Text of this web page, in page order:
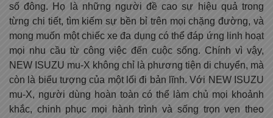
số đông. Họ là những người đề cao sự hiệu quả trong
từng chi tiết, tìm kiếm sự bền bỉ trên mọi chặng đường, và
mong muốn một chiếc xe đa dụng có thể đáp ứng linh hoạt
mọi nhu cầu từ công việc đến cuộc sống. Chính vì vậy,
NEW ISUZU mu-X không chỉ là phương tiện di chuyển, mà
còn là biểu tượng của một lối đi bản lĩnh. Với NEW ISUZU
mu-X, người dùng hoàn toàn có thể làm chủ mọi khoảnh
khắc, chinh phục mọi hành trình và sống trọn vẹn theo